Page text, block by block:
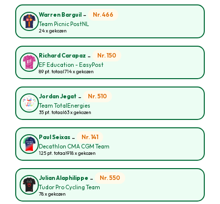
Warren Barguil - Nr. 466
Team Picnic PostNL
24 x gekozen
Richard Carapaz - Nr. 150
EF Education - EasyPost
89 pt. totaal714 x gekozen
Jordan Jegat - Nr. 510
Team TotalEnergies
35 pt. totaal63 x gekozen
Paul Seixas - Nr. 141
Decathlon CMA CGM Team
125 pt. totaal918 x gekozen
Julian Alaphilippe - Nr. 550
Tudor Pro Cycling Team
78 x gekozen